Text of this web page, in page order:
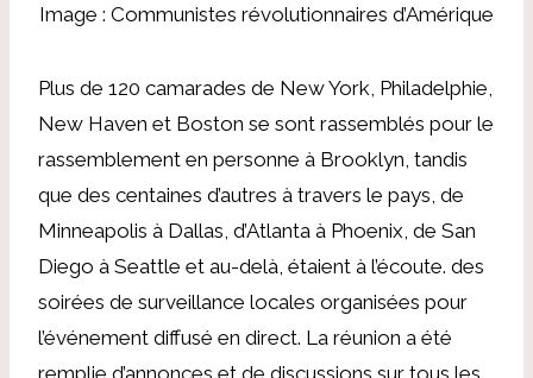
Image : Communistes révolutionnaires d’Amérique
Plus de 120 camarades de New York, Philadelphie,
New Haven et Boston se sont rassemblés pour le
rassemblement en personne à Brooklyn, tandis
que des centaines d’autres à travers le pays, de
Minneapolis à Dallas, d’Atlanta à Phoenix, de San
Diego à Seattle et au-delà, étaient à l’écoute. des
soirées de surveillance locales organisées pour
l’événement diffusé en direct. La réunion a été
remplie d’annonces et de discussions sur tous les